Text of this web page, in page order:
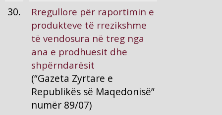
30.
Rregullore për raportimin e
produkteve të rrezikshme
të vendosura në treg nga
ana e prodhuesit dhe
shpërndarësit
(“Gazeta Zyrtare e
Republikës së Maqedonisë”
numër 89/07)